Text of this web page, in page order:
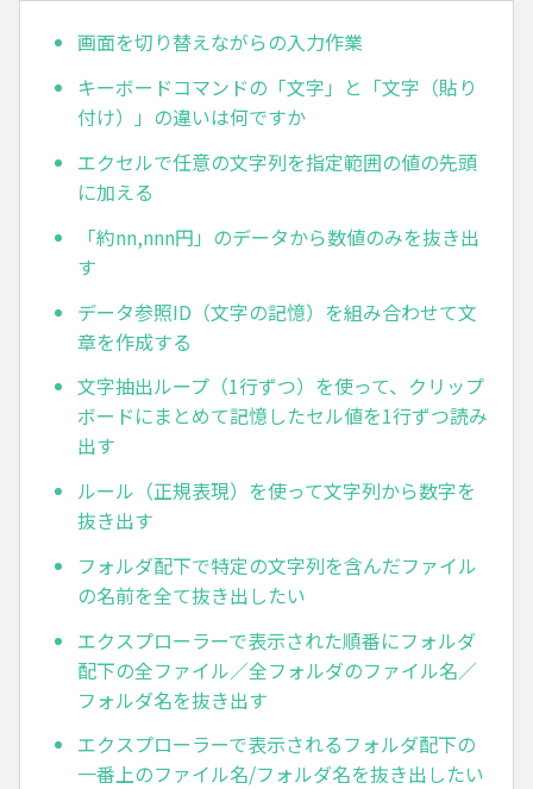
画面を切り替えながらの入力作業
キーボードコマンドの「文字」と「文字（貼り
付け）」の違いは何ですか
エクセルで任意の文字列を指定範囲の値の先頭
に加える
「約nn,nnn円」のデータから数値のみを抜き出
す
データ参照ID（文字の記憶）を組み合わせて文
章を作成する
文字抽出ループ（1行ずつ）を使って、クリップ
ボードにまとめて記憶したセル値を1行ずつ読み
出す
ルール（正規表現）を使って文字列から数字を
抜き出す
フォルダ配下で特定の文字列を含んだファイル
の名前を全て抜き出したい
エクスプローラーで表示された順番にフォルダ
配下の全ファイル／全フォルダのファイル名／
フォルダ名を抜き出す
エクスプローラーで表示されるフォルダ配下の
一番上のファイル名/フォルダ名を抜き出したい